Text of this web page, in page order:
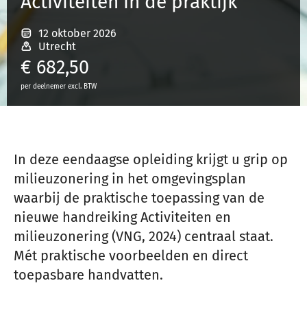
12 oktober 2026
Utrecht
€ 682,50
per deelnemer excl. BTW
In deze eendaagse opleiding krijgt u grip op
milieuzonering in het omgevingsplan
waarbij de praktische toepassing van de
nieuwe handreiking Activiteiten en
milieuzonering (VNG, 2024) centraal staat.
Mét praktische voorbeelden en direct
toepasbare handvatten.